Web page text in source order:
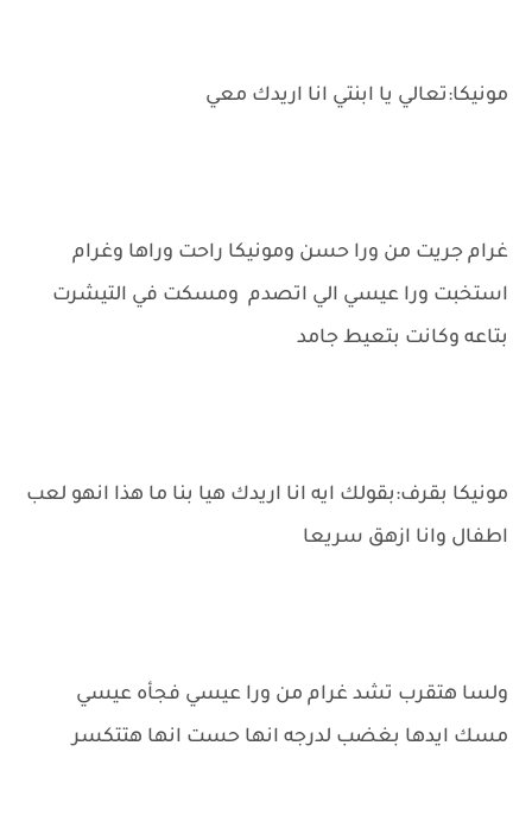
مونيكا:تعالي يا ابنتي انا اريدك معي
غرام جريت من ورا حسن ومونيكا راحت وراها وغرام
استخبت ورا عيسي الي اتصدم ومسكت في التيشرت
بتاعه وكانت بتعيط جامد
مونيكا بقرف:بقولك ايه انا اريدك هيا بنا ما هذا انهو لعب
اطفال وانا ازهق سريعا
ولسا هتقرب تشد غرام من ورا عيسي فجأه عيسي
مسك ايدها بغضب لدرجه انها حست انها هتتكسر